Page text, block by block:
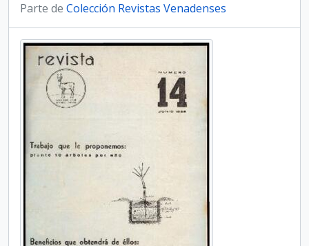
Parte de Colección Revistas Venadenses